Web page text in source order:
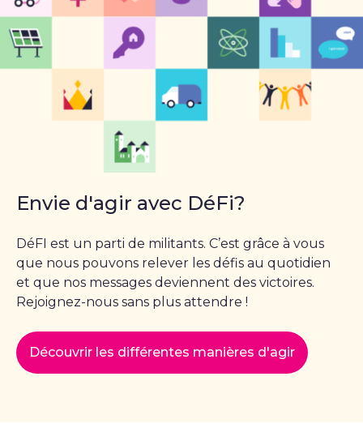
Envie d'agir avec DéFi?
DéFI est un parti de militants. C’est grâce à vous
que nous pouvons relever les défis au quotidien
et que nos messages deviennent des victoires.
Rejoignez-nous sans plus attendre !
Découvrir les différentes manières d'agir